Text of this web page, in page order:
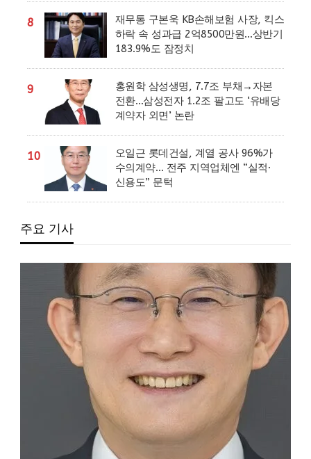
8
재무통 구본욱 KB손해보험 사장, 킥스
하락 속 성과급 2억8500만원…상반기
183.9%도 잠정치
9
홍원학 삼성생명, 7.7조 부채→자본
전환…삼성전자 1.2조 팔고도 ‘유배당
계약자 외면’ 논란
10
오일근 롯데건설, 계열 공사 96%가
수의계약… 전주 지역업체엔 “실적·
신용도” 문턱
주요 기사